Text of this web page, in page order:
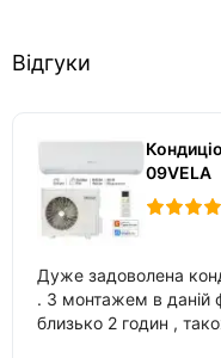
Відгуки
09VELA
Дуже задоволена
. З монтажем в даній фірмі , встановлення зайняло
близько 2 годин , також допомогли налаштувати